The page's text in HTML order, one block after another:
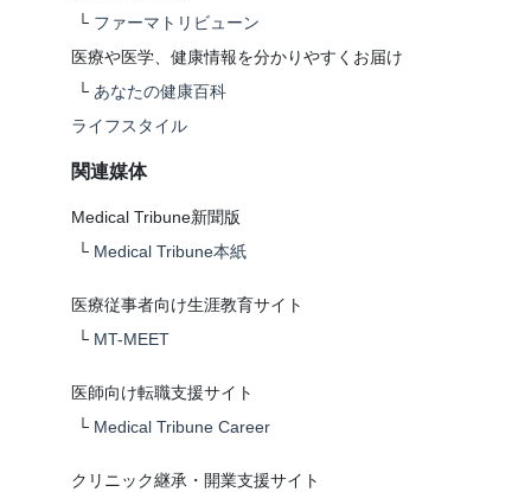
└ ファーマトリビューン
医療や医学、健康情報を分かりやすくお届け
└ あなたの健康百科
ライフスタイル
関連媒体
Medical Tribune新聞版
└ Medical Tribune本紙
医療従事者向け生涯教育サイト
└ MT-MEET
医師向け転職支援サイト
└ Medical Tribune Career
クリニック継承・開業支援サイト